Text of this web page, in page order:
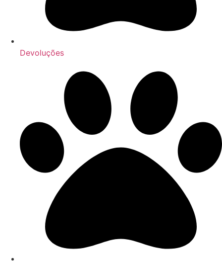
Devoluções